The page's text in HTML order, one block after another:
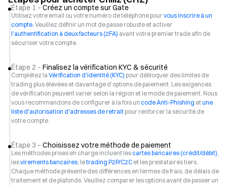
Étape 1 – Créez un compte sur Gate
Utilisez votre email ou votre numéro de téléphone pourvous inscrire à un
compte. Veuillez définir un mot de passe robuste et activer
l'authentification à deux facteurs (2FA) avant votre premier trade afin de
sécuriser votre compte.
Étape 2 – Finalisez la vérification KYC & sécurité
Complétez la Vérification d'identité (KYC) pour débloquer des limites de
trading plus élevées et davantage d’options de paiement. Les exigences
de vérification peuvent varier selon la région et le mode de paiement. Nous
vous recommandons de configurer à la fois un code Anti-Phishing etune
liste d'autorisation d'adresses de retrait pour renforcer la sécurité de
votre compte.
Étape 3 – Choisissez votre méthode de paiement
Les méthodes prises en charge incluent lescartes bancaires (crédit/débit),
lesvirements bancaires, letrading P2P/C2C et les prestataires tiers.
Chaque méthode présente des différences en termes de frais, de délais de
traitement et de plafonds. Veuillez comparer les options avant de passer un